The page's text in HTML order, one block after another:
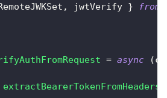
, jwtVerify } from
= async (
extractBearerTokenFromHeaders